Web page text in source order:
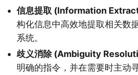
信息提取 (Information
构化信息中高效地提取相关数
系统。
歧义消除 (Ambiguity
明确的指令，并在需要时主动